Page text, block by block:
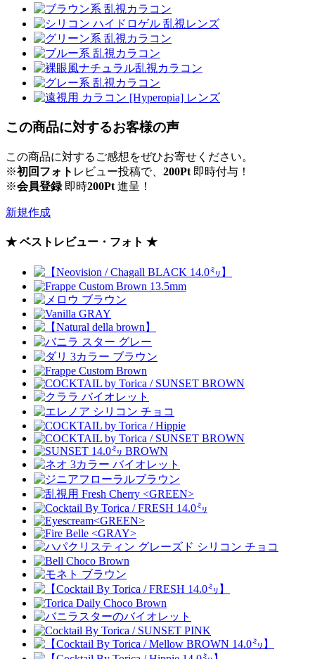
この商品に対するお客様の声
この商品に対するご感想をぜひお寄せください。
※初回フォト レビュー投稿で、 200Pt 即時付与！
※会員登録即時200Pt 進呈！
新規作成
★ ベストレビュー・フォト ★